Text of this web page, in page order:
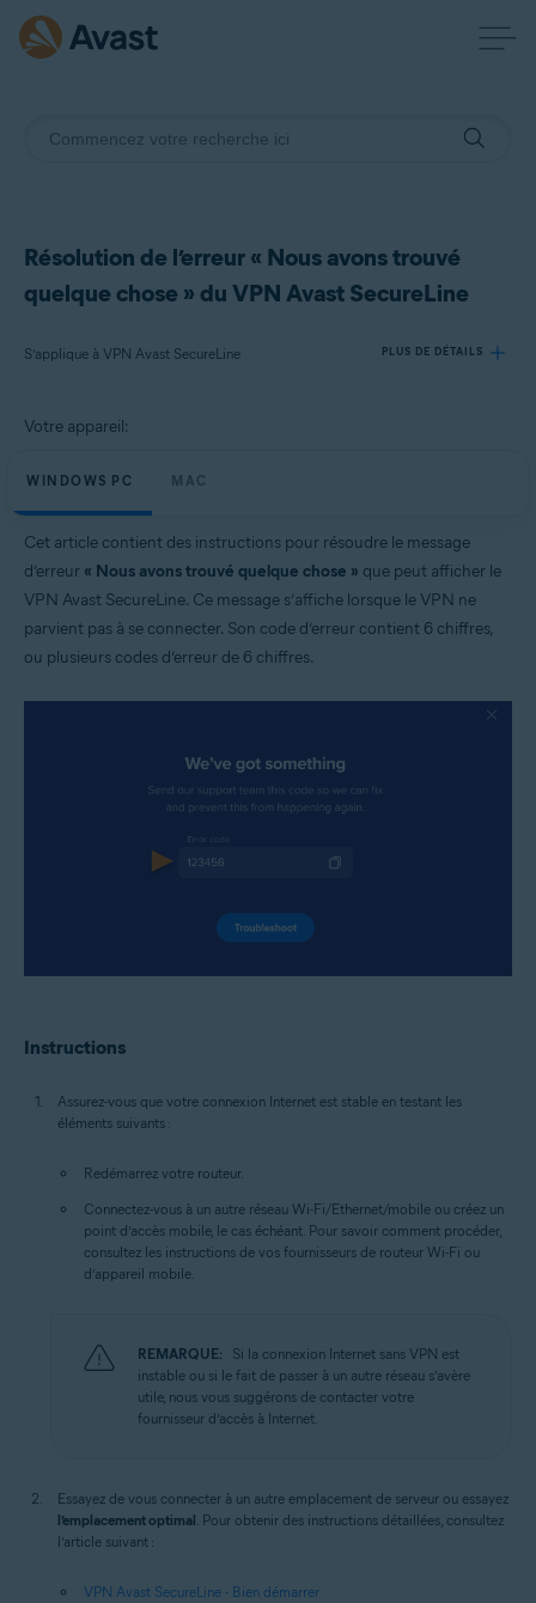
Résolution de l’erreur « Nous avons trouvé
quelque chose » du VPN Avast SecureLine
S’applique à VPN Avast SecureLine PLUS DE DÉTAILS
VPN Avast SecureLine
Votre appareil:
WINDOWS PC MAC
Cet article contient des instructions pour résoudre le message
d’erreur « Nous avons trouvé quelque chose » que peut afficher le
VPN Avast SecureLine. Ce message s’affiche lorsque le VPN ne
parvient pas à se connecter. Son code d’erreur contient 6 chiffres,
ou plusieurs codes d’erreur de 6 chiffres.
Instructions
Assurez-vous que votre connexion Internet est stable en testant les
éléments suivants :
Redémarrez votre routeur.
Connectez-vous à un autre réseau Wi-Fi/Ethernet/mobile ou créez un
point d’accès mobile, le cas échéant. Pour savoir comment procéder,
consultez les instructions de vos fournisseurs de routeur Wi-Fi ou
d’appareil mobile.
REMARQUE:
Si la connexion Internet sans VPN est
instable ou si le fait de passer à un autre réseau s’avère
utile, nous vous suggérons de contacter votre
fournisseur d’accès à Internet.
Essayez de vous connecter à un autre emplacement de serveur ou essayez
l’emplacement optimal. Pour obtenir des instructions détaillées, consultez
l’article suivant :
VPN Avast SecureLine - Bien démarrer